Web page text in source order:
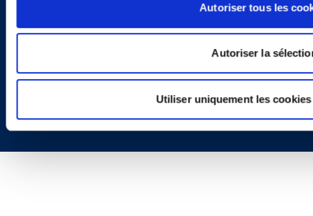
Autoriser tous les
Autoriser la
Utiliser uniquement les
Copyright © 2026 | Ogletree Deakins